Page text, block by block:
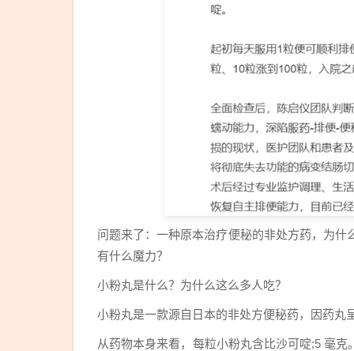
问题来了：一种原本治疗便秘的非处方药，为
有什么魔力？
小粉丸是什么？为什么这么多人吃？
小粉丸是一款源自日本的非处方便秘药，因药丸
从药物本身来看，每粒小粉丸含比沙可啶;5 毫